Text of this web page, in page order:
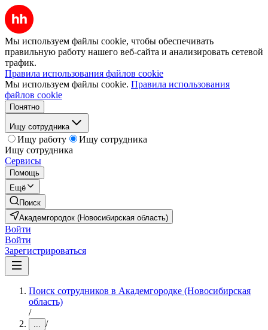
Мы используем файлы cookie, чтобы обеспечивать
правильную работу нашего веб-сайта и анализировать сетевой
трафик.
Правила использования файлов cookie
Мы используем файлы cookie. Правила использования
файлов cookie
Понятно
Ищу сотрудника
Ищу работу
Ищу сотрудника
Ищу сотрудника
Сервисы
Помощь
Ещё
Поиск
Академгородок (Новосибирская область)
Войти
Войти
Зарегистрироваться
Поиск сотрудников в Академгородке (Новосибирская
область)
/
... /